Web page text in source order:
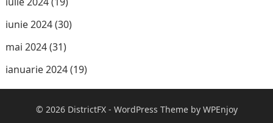
iunie 2024(30)
mai 2024(31)
ianuarie 2024(19)
© 2026 DistrictFX- WordPress Themeby WPEnjoy